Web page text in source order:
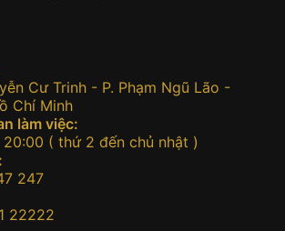
Cư Trinh - P. Phạm Ngũ Lão -
Chí Minh
làm việc:
( thứ 2 đến chủ nhật )
247
22222